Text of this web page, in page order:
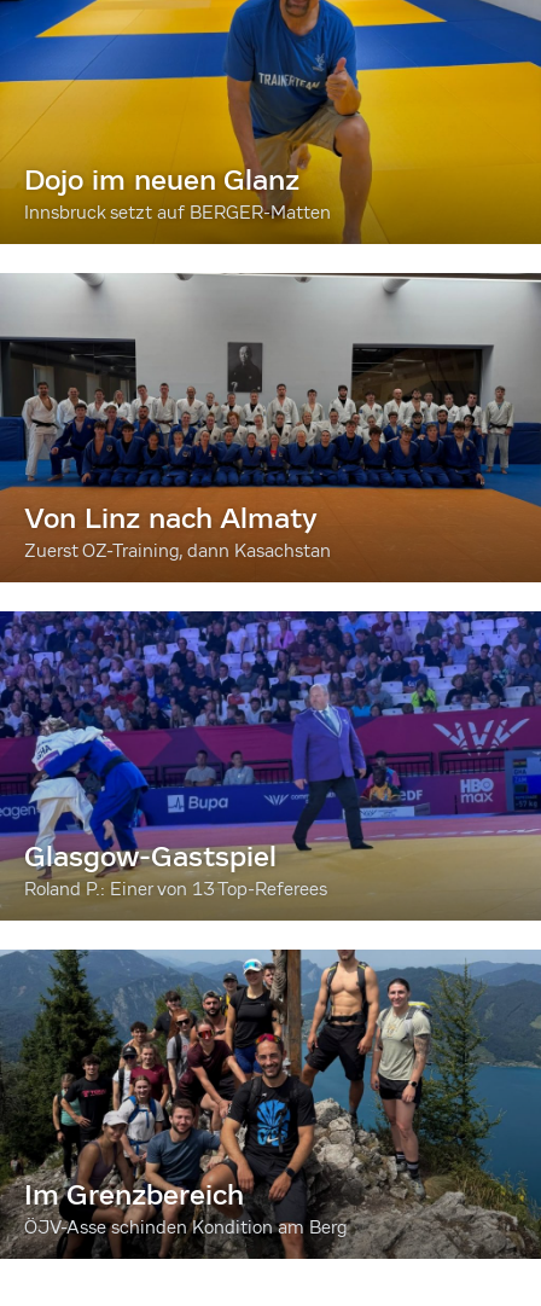
Dojo im neuen Glanz
Innsbruck setzt auf BERGER-Matten
Von Linz nach Almaty
Zuerst OZ-Training, dann Kasachstan
Glasgow-Gastspiel
Roland P.: Einer von 13 Top-Referees
Im Grenzbereich
ÖJV-Asse schinden Kondition am Berg